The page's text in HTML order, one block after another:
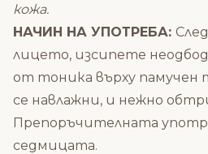
кожа.
НАЧИН НА УПОТРЕБА:
лицето, изсипете
от тоника върху памучен
се навлажни, и нежно
Препоръчителната
седмицата.